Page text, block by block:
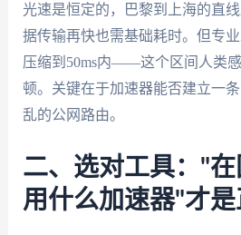
光速是恒定的，巴黎到上海的直
据传输再快也需基础耗时。但专
压缩到50ms内——这个区间人类
顿。关键在于加速器能否建立一
乱的公网路由。
二、选对工具："
用什么加速器"才是